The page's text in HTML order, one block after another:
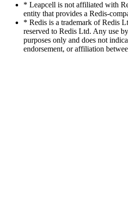
* Leapcell is not affiliated with
entity that provides a Redis-
* Redis is a trademark of Redis
reserved to Redis Ltd. Any use
purposes only and does not
endorsement, or affiliation